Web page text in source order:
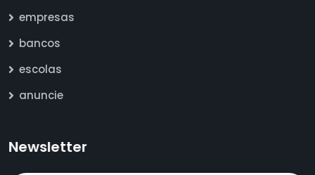
empresas
bancos
escolas
anuncie
Newsletter